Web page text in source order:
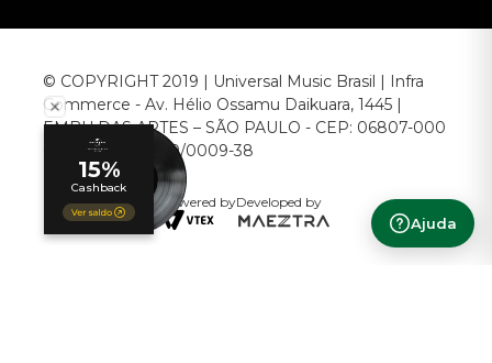
Ajuda
© COPYRIGHT 2019 | Universal Music Brasil | Infra
Commerce - Av. Hélio Ossamu Daikuara, 1445 |
EMBU DAS ARTES – SÃO PAULO - CEP: 06807-000
CNPJ: 00.952.789/0009-38
Powered byDeveloped by